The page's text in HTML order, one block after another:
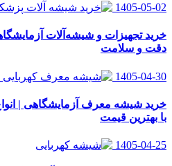
1405-05-02
خرید تجهیزات و شیشه‌آلات
دقت و سلامت
1405-04-30
خرید شیشه معرف آزمایشگاهی |
با بهترین قیمت
1405-04-25